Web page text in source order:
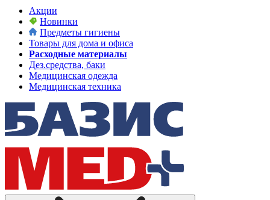
Акции
Новинки
Предметы гигиены
Товары для дома и офиса
Расходные материалы
Дез.средства, баки
Медицинская одежда
Медицинская техника